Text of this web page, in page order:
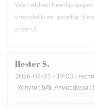
We hebben heerlijk
vriendelijk en gezellig!
eten 👍🏻
Hester S
2026-07-31 - 19:00 -
Услуги :5/5 Атмосфера :